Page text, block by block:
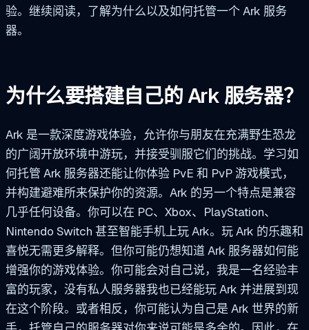
验。继续阅读，了解为什么以及如何托管一个 Ark 服务
器。
为什么要搭建自己的 Ark 服务器？
Ark 是一款深度游戏体验，允许你与朋友在充满野生恐龙
的广阔开放环境中游玩，并接受驯服它们的挑战。学习如
何托管 Ark 服务器还能让你体验 PvE 和 PvP 游戏模式，
并构建避难所来保护你的资源。Ark 的另一个特点是兼容
几乎任何设备。你可以在 PC、Xbox、PlayStation、
Nintendo Switch 甚至智能手机上玩 Ark。玩 Ark 的乐趣和
喜悦无需更多解释。但你可能仍想知道 Ark 服务器如何能
增强你的游戏体验。你可能会对自己说，我是一名经验丰
富的玩家，没有私人服务器我也已经能玩 Ark 并进展到现
在这个阶段。或者相反，你可能认为自己是 Ark 世界的新